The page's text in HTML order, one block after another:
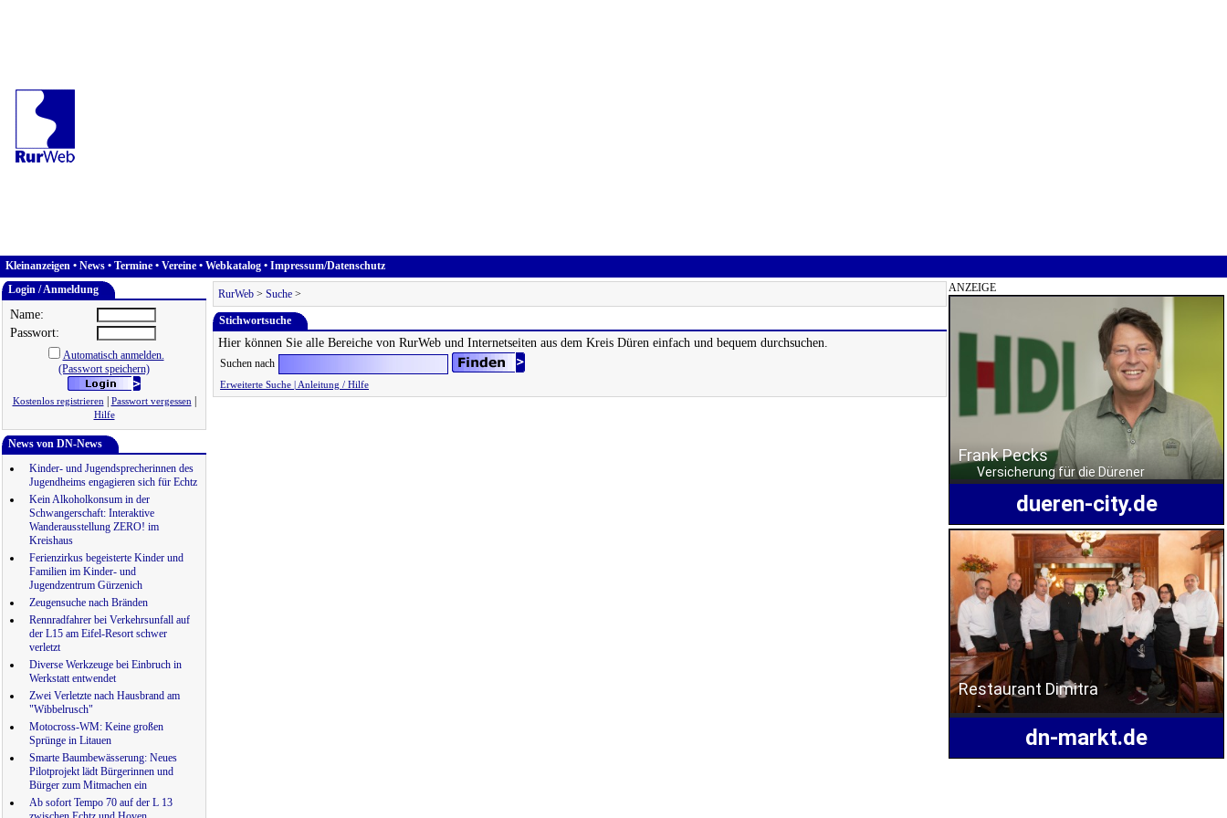
Kleinanzeigen • News • Termine • Vereine • Webkatalog • Impressum/Datenschutz
Login / Anmeldung
Name:
Passwort:
Automatisch anmelden.
(Passwort speichern)
Kostenlos registrieren| Passwort vergessen|
Hilfe
News von DN-News
Kinder- und Jugendsprecherinnen des
Jugendheims engagieren sich für Echtz
Kein Alkoholkonsum in der
Schwangerschaft: Interaktive
Wanderausstellung ZERO! im
Kreishaus
Ferienzirkus begeisterte Kinder und
Familien im Kinder- und
Jugendzentrum Gürzenich
Zeugensuche nach Bränden
Rennradfahrer bei Verkehrsunfall auf
der L15 am Eifel-Resort schwer
verletzt
Diverse Werkzeuge bei Einbruch in
Werkstatt entwendet
Zwei Verletzte nach Hausbrand am
"Wibbelrusch"
Motocross-WM: Keine großen
Sprünge in Litauen
Smarte Baumbewässerung: Neues
Pilotprojekt lädt Bürgerinnen und
Bürger zum Mitmachen ein
Ab sofort Tempo 70 auf der L 13
RurWeb > Suche >
Stichwortsuche
Hier können Sie alle Bereiche von RurWeb und Internetseiten aus dem Kreis Düren einfach und bequem durchsuchen.
Suchen nach
Erweiterte Suche Anleitung / Hilfe
ANZEIGE